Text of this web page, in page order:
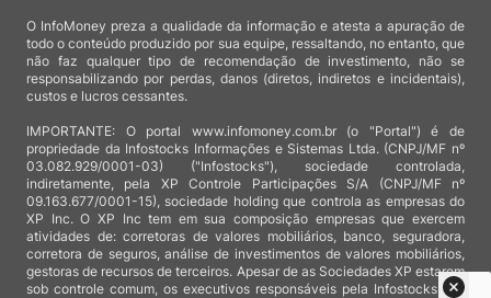
O InfoMoney preza a qualidade da informação e atesta a apuração de
todo o conteúdo produzido por sua equipe, ressaltando, no entanto, que
não faz qualquer tipo de recomendação de investimento, não se
responsabilizando por perdas, danos (diretos, indiretos e incidentais),
custos e lucros cessantes.
IMPORTANTE: O portal www.infomoney.com.br (o "Portal") é de
propriedade da Infostocks Informações e Sistemas Ltda. (CNPJ/MF nº
03.082.929/0001-03) ("Infostocks"), sociedade controlada,
indiretamente, pela XP Controle Participações S/A (CNPJ/MF nº
09.163.677/0001-15), sociedade holding que controla as empresas do
XP Inc. O XP Inc tem em sua composição empresas que exercem
atividades de: corretoras de valores mobiliários, banco, seguradora,
corretora de seguros, análise de investimentos de valores mobiliários,
gestoras de recursos de terceiros. Apesar de as Sociedades XP estarem
sob controle comum, os executivos responsáveis pela Infostocks são